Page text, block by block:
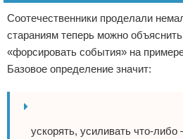
Соотечественники проделали
стараниям теперь можно
«форсировать события» на
Базовое определение значит:
ускорять, усиливать что-либо